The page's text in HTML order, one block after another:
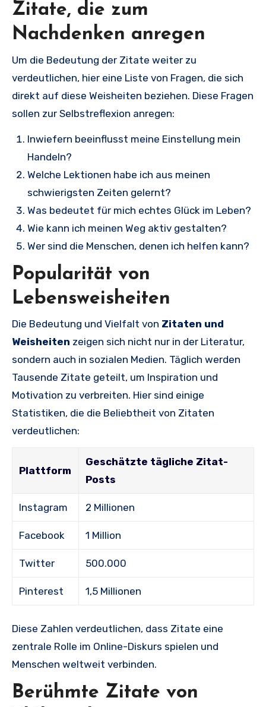
Zitate, die zum
Nachdenken anregen
Um die Bedeutung der Zitate weiter zu
verdeutlichen, hier eine Liste von Fragen, die sich
direkt auf diese Weisheiten beziehen. Diese Fragen
sollen zur Selbstreflexion anregen:
Inwiefern beeinflusst meine Einstellung mein
Handeln?
Welche Lektionen habe ich aus meinen
schwierigsten Zeiten gelernt?
Was bedeutet für mich echtes Glück im Leben?
Wie kann ich meinen Weg aktiv gestalten?
Wer sind die Menschen, denen ich helfen kann?
Popularität von
Lebensweisheiten
Die Bedeutung und Vielfalt von Zitaten und
Weisheiten zeigen sich nicht nur in der Literatur,
sondern auch in sozialen Medien. Täglich werden
Tausende Zitate geteilt, um Inspiration und
Motivation zu verbreiten. Hier sind einige
Statistiken, die die Beliebtheit von Zitaten
verdeutlichen:
Plattform
Geschätzte tägliche Zitat-
Posts
Instagram 2 Millionen
Facebook 1 Million
Twitter 500.000
Pinterest 1,5 Millionen
Diese Zahlen verdeutlichen, dass Zitate eine
zentrale Rolle im Online-Diskurs spielen und
Menschen weltweit verbinden.
Berühmte Zitate von